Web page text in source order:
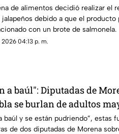
contaminación de
de alimentos decidió realizar el
debido a que el producto
con un brote de salmonela.
04:13 p. m.
a baúl": Diputadas de
se burlan de adultos
baúl y se están pudriendo”, estas
de dos diputadas de Morena